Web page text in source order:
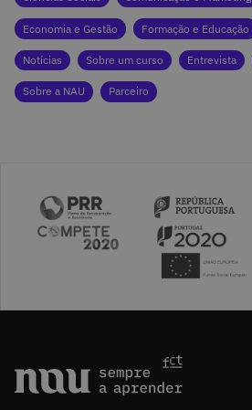
Economia e Gestão Formação e Educação
Notícias Sobre um curso Entrevista
Sobre a NAU Parceiro